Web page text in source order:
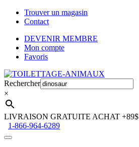
Trouver un magasin
Contact
DEVENIR MEMBRE
Mon compte
Favoris
Aller
à
la
navigation
Aller
au
contenu
Rechercher
×
LIVRAISON GRATUITE ACHAT +89$
1-866-964-6289